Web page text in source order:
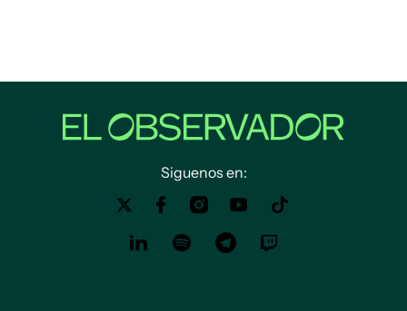
Siguenos en: